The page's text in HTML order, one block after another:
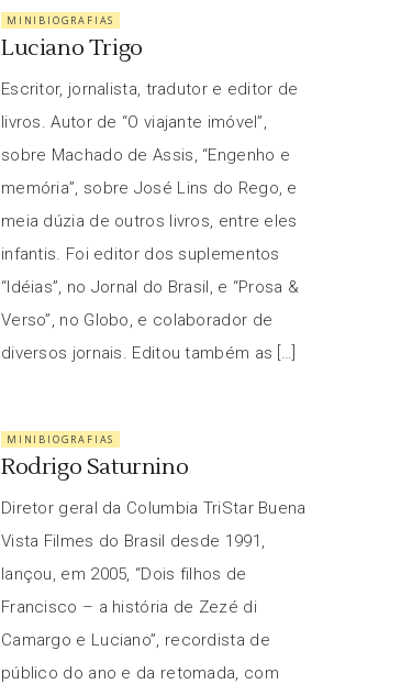
MINIBIOGRAFIAS
Luciano Trigo
Escritor, jornalista, tradutor e editor de
livros. Autor de “O viajante imóvel”,
sobre Machado de Assis, “Engenho e
memória”, sobre José Lins do Rego, e
meia dúzia de outros livros, entre eles
infantis. Foi editor dos suplementos
“Idéias”, no Jornal do Brasil, e “Prosa &
Verso”, no Globo, e colaborador de
diversos jornais. Editou também as […]
MINIBIOGRAFIAS
Rodrigo Saturnino
Diretor geral da Columbia TriStar Buena
Vista Filmes do Brasil desde 1991,
lançou, em 2005, “Dois filhos de
Francisco – a história de Zezé di
Camargo e Luciano”, recordista de
público do ano e da retomada, com